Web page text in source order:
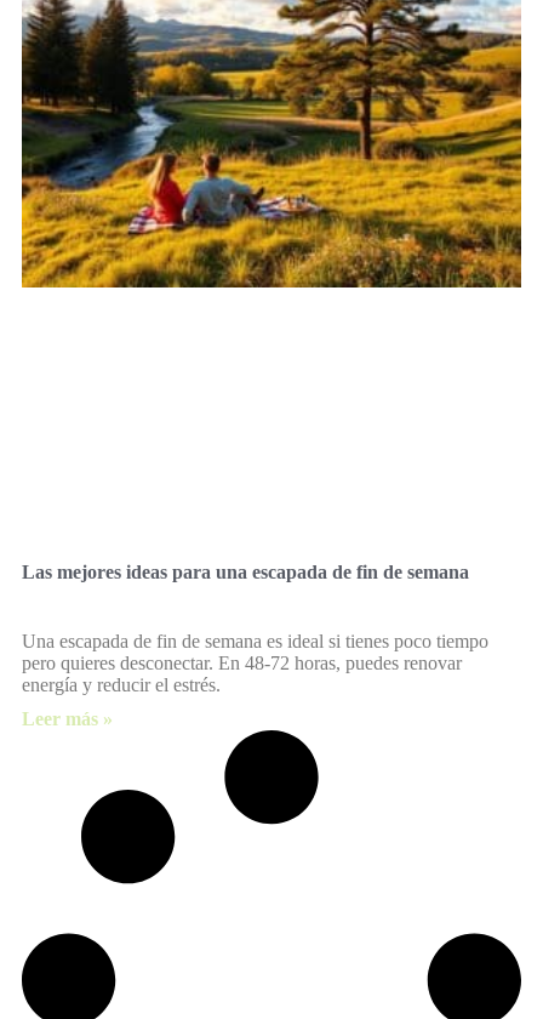
Las mejores ideas para una escapada de fin de semana
Una escapada de fin de semana es ideal si tienes poco tiempo
pero quieres desconectar. En 48-72 horas, puedes renovar
energía y reducir el estrés.
Leer más »